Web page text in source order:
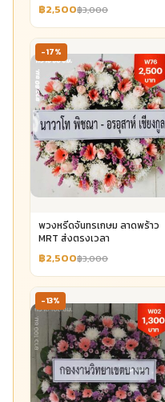
฿2,500฿3,000
-17%
พวงหรีดจันทรเกษม ลาดพร้าว
MRT ส่งตรงเวลา
฿2,500฿3,000
-13%